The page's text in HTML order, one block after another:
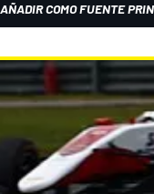
AÑADIR COMO FUENTE